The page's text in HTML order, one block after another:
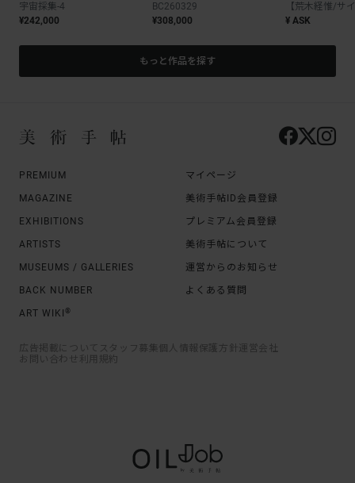
宇宙採集-4
¥242,000
BC260329
¥308,000
¥ ASK
もっと作品を探す
PREMIUM
MAGAZINE
EXHIBITIONS
ARTISTS
MUSEUMS / GALLERIES
BACK NUMBER
ART WIKI ®
マイページ
美術手帖ID会員登録
プレミアム会員登録
美術手帖について
運営からのお知らせ
よくある質問
広告掲載について スタッフ募集 個人情報保護方針
運営会社
お問い合わせ
利用規約